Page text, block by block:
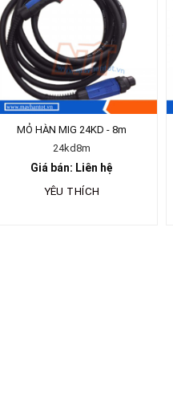
MỎ HÀN MIG 24KD - 8m
24kd8m
Giá bán: Liên hệ
YÊU THÍCH